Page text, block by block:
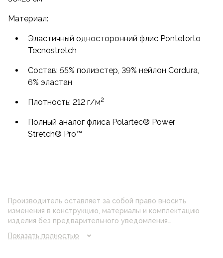
Материал:
Эластичный односторонний флис Pontetorto
Tecnostretch
Состав: 55% полиэстер, 39% нейлон Cordura,
6% эластан
Плотность: 212 г/м2
Полный аналог флиса Polartec® Power
Stretch® Pro™
Производитель оставляет за собой право вносить
изменения в конструкцию, материалы и комплектацию
изделия без предварительного уведомления
отличаться от реального цвета товара, что связано с
Показать полностью